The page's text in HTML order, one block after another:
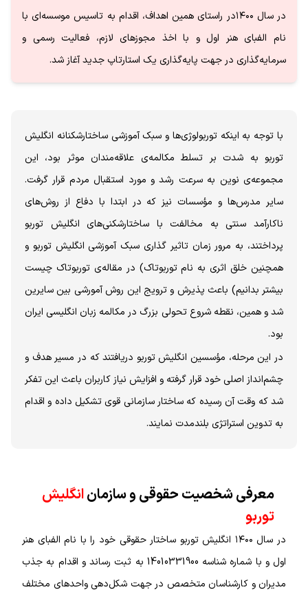
در سال ۱۴۰۰در راستای همین اهداف، اقدام به تاسیس موسسه‌ای با
نام الفبای هنر اول و با اخذ مجوزهای لازم، فعالیت رسمی و
سرمایه‌گذاری در جهت پایه‌گذاری یک استارتاپ جدید آغاز شد.
با توجه به اینکه توربولوژی‌ها و سبک آموزشی ساختارشکنانه انگلیش
توربو به شدت بر تسلط مکالمه‌ی علاقه‌مندان موثر بود، این
مجموعه‌ی نوین به سرعت رشد و مورد استقبال مردم قرار گرفت.
سایر مدرس‌ها و مؤسسات نیز که در ابتدا با دفاع از روش‌های
ناکارآمد سنتی به مخالفت با ساختارشکنی‌های انگلیش توربو
پرداختند، به مرور زمان تاثیر گذاری سبک آموزشی انگلیش توربو و
همچنین خلق اثری به نام توربوتاک) در مقاله‌ی توربوتاک چیست
بیشتر بدانیم) باعث پذیرش و ترویج این روش آمورشی بین سایرین
شد و همین، نقطه شروع تحولی بزرگ در مکالمه زبان انگلیسی ایران
بود.
در این مرحله، مؤسسین انگلیش توربو دریافتند که در مسیر هدف و
چشم‌انداز اصلی خود قرار گرفته‌ و افزایش نیاز کاربران باعث این تفکر
شد که وقت آن رسیده که ساختار سازمانی قوی تشکیل داده و اقدام
به تدوین استراتژی بلندمدت نمایند.
معرفی شخصیت حقوقی و سازمانانگلیش
توربو
در سال ۱۴۰۰ انگلیش توربو ساختار حقوقی خود را با نام الفبای هنر
اول و با شماره شناسه 14010331900 به ثبت رساند و اقدام به جذب
مدیران و کارشناسان متخصص در جهت شکل‌دهی واحدهای مختلف